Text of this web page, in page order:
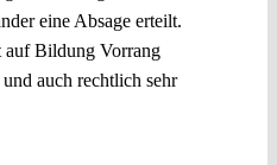
eine Absage erteilt.
auf Bildung Vorrang
auch rechtlich sehr